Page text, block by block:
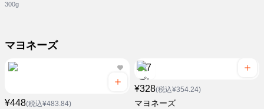
300g
マヨネーズ
¥448(税込¥483.84)
¥328(税込¥354.24)
マヨネーズ